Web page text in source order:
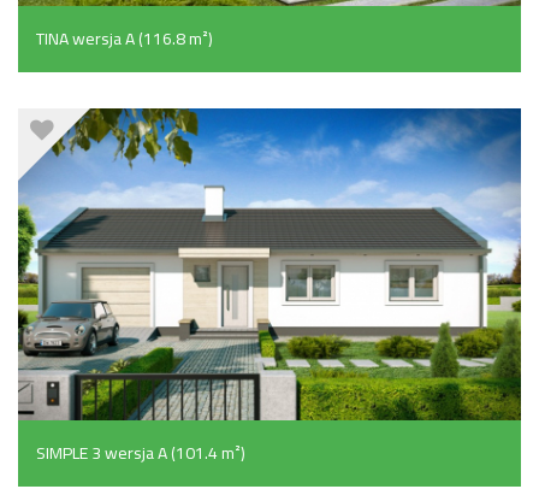
TINA wersja A (116.8 m²)
SIMPLE 3 wersja A (101.4 m²)